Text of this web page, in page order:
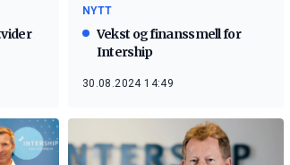
NYTT
Vekst og finanssmell for
Intership
30.08.2024 14:49